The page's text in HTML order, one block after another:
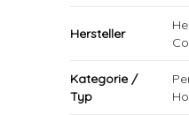
Hersteller
Kategorie /
Typ